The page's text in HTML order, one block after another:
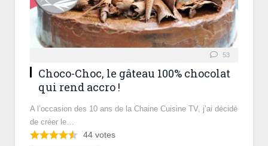
53
Choco-Choc, le gâteau 100% chocolat
qui rend accro !
A l’occasion des 10 ans de la Chaine Cuisine TV, j’ai décidé
de créer le…
44 votes